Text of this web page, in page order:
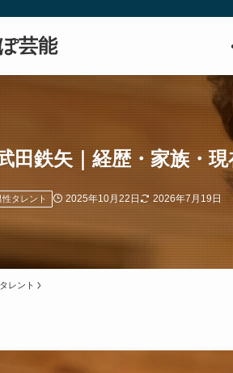
芸能
田鉄矢｜経歴・家族・
性タレント 2025年10月22日 2026年7月19日
レント